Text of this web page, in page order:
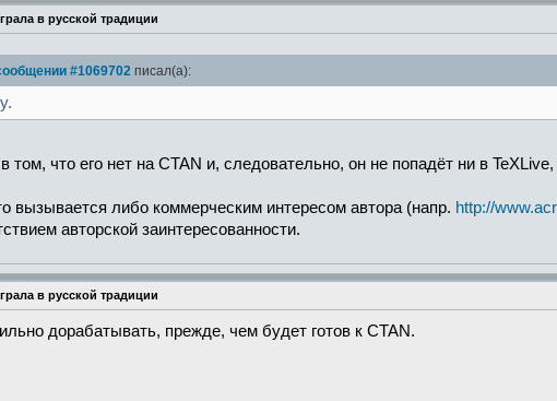
в русской традиции
#1069702 писал(а):
том, что его нет на CTAN и, следовательно, он не попадёт ни в
вызывается либо коммерческим интересом автора (напр. http://
авторской заинтересованности.
в русской традиции
дорабатывать, прежде, чем будет готов к CTAN.